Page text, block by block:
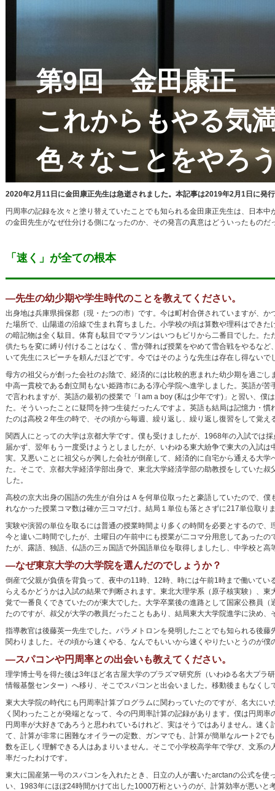
第9回 金田康正
これからもやる気
色々なことをやろ
2020年2月11日に金田康正先生は急逝されました。本記事は2019年2月1日に発
円周率の記録を次々と塗り替えていたことでも知られる金田康正先生は、日本
の金田先生がなぜ仕分ける側になったのか、その発言の真意はどういったものだ
「速く」が全ての根本
―先生の幼少期や学生時代のことを教えてください。
出身地は兵庫県揖保郡（現・たつの市）です。今は町村合併されていますが、
た場所で、山陽道の沿線で生まれ育ちました。小学校の頃は算数や理科はでき
の暗記物は全く駄目。体育も駄目でマラソンはいつもビリから二番目でした。
供たちを変に縛り付けることはなく、雪が降れば授業をやめて雪合戦をやるな
いて先生にスピーチを頼んだほどです。今ではそのような先生は存在し得ないで
母方の祖父らが創った会社のお陰で、経済的には比較的恵まれた幼少期を過ご
中高一貫校である創立間もない姫路市にある淳心学院へ進学しました。英語が
で言われますが、英語の最初の授業で「I am a boy (私は少年です)」と習い、僕
た。そういったことに疑問を持つ生徒だったんですよ。英語も結局は記憶力・
たのは高校２年生の時で、その頃から毎週、繰り返し、繰り返し復習をして覚え
関西人にとっての大学は京都大学です。僕も受けましたが、1968年の入試では
届かず、翌年もう一度受けようとしましたが、いわゆる東大紛争で東大の入試
実。又悪いことに祖父らが興した会社が倒産して、経済的に自宅から通える大
た。そこで、京都大学経済学部出身で、東北大学経済学部の助教授をしていた
した。
高校の京大出身の国語の先生が自分はＡを何単位取ったと豪語していたので、
れなかった授業コマ数は確か三コマだけ。結局１単位も落とさずに217単位取り
実験や演習の単位を取るには普通の授業時間より多くの時間を必要とするので
今と違い二時間でしたが、土曜日の午前中にも授業が二コマ分用意してあった
たが、露語、独語、仏語の三ヵ国語で外国語単位を取得しましたし、中学校と
―なぜ東京大学の大学院を選んだのでしょうか？
倒産で父親が負債を背負って、夜中の11時、12時、時には午前1時まで働いて
らえるかどうかは入試の結果で判断されます。東北大理学系（原子核実験）、
覚で一番良くできていたのが東大でした。大学卒業後の進路として国家公務員
たのですが、叔父が大学の教員だったこともあり、結局東大大学院進学に決め
指導教官は後藤英一先生でした。パラメトロンを発明したことでも知られる後
関わりました。その頃から速くやる、なんでもいいから速くやりたいとうのが僕
―スパコンや円周率との出会いも教えてください。
理学博士号を得た後は3年ほど名古屋大学のプラズマ研究所（いわゆる名大プ
情報基盤センター）へ移り、そこでスパコンと出会いました。移動後まもなく
東大大学院の時代にも円周率計算プログラムに関わっていたのですが、名大にい
く関わったことが発端となって、今の円周率計算の記録があります。僕は円周率
円周率が大好きであろうと思われているけれど、実はそうではありません。速く
て、計算が非常に困難なオイラーの定数、ガンマでも、計算が簡単なルート2で
数を正しく理解できる人はあまりいません。そこで小学校高学年で学び、文系の
率だったわけです。
東大に国産第一号のスパコンを入れたとき、日立の人が書いたarctanの公式を使
い、1983年にほぼ24時間かけて出した1000万桁というのが、計算効率が悪いと